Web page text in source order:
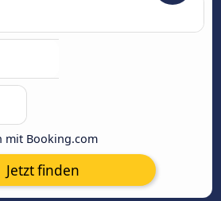
mit Booking.com
Jetzt finden